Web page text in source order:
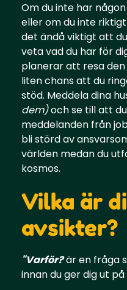
Om du inte har
eller om du inte
det ändå viktigt att
veta vad du har för
planerar att resa den
liten chans att du
stöd. Meddela dina
dem)och se till att
meddelanden från
bli störd av
världen medan du
kosmos.
Vilka är
avsikter?
"Varför?är en fråga
innan du ger dig ut på